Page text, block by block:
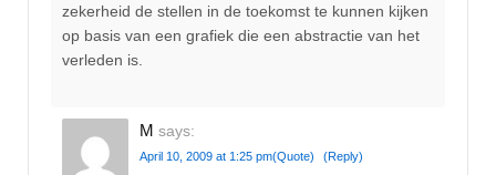
zekerheid de stellen in de toekomst te kunnen kijken
op basis van een grafiek die een abstractie van het
verleden is.
M says:
April 10, 2009 at 1:25 pm(Quote) (Reply)